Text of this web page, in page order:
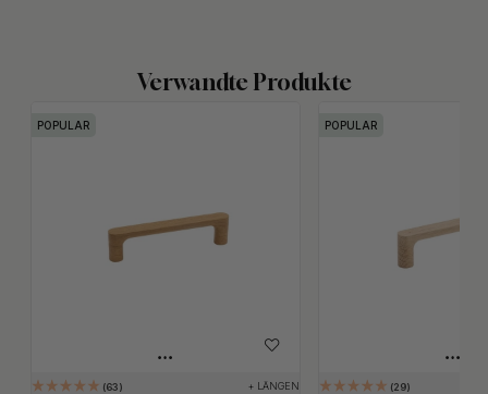
Verwandte Produkte
POPULAR
63 + LÄNGEN
POPULAR
29